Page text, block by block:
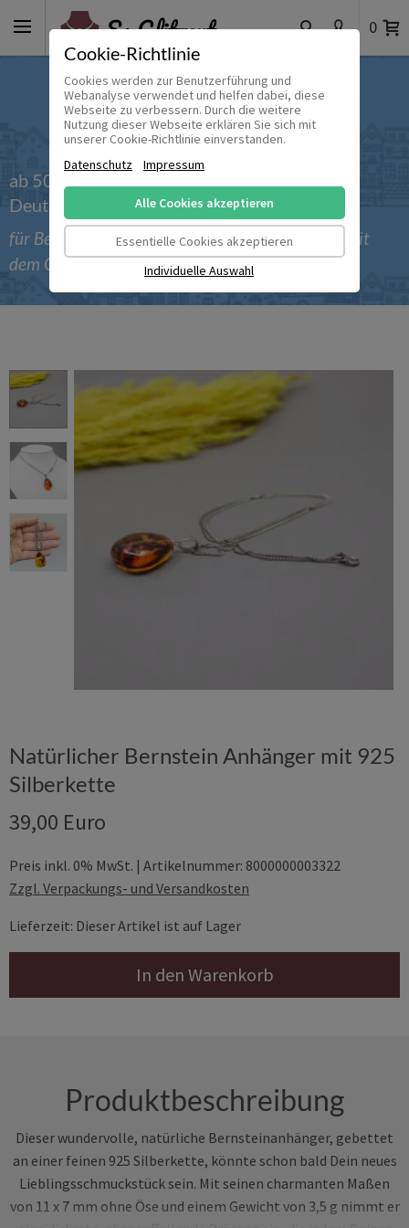
Cookie-Richtlinie
Cookies werden zur Benutzerführung und
Webanalyse verwendet und helfen dabei, diese
Webseite zu verbessern. Durch die weitere
Nutzung dieser Webseite erklären Sie sich mit
unserer Cookie-Richtlinie einverstanden.
Datenschutz
Impressum
Alle Cookies akzeptieren
Essentielle Cookies akzeptieren
Individuelle Auswahl
0
ab 50 € versandkostenfrei innerhalb
Deutschlands
für Bestellungen bis einschließlich 30.09.2026 mit
dem Gutscheincode 'Sommer_2026'
Natürlicher Bernstein Anhänger mit 925
Silberkette
39,00 Euro
Preis inkl. 0% MwSt. | Artikelnummer: 8000000003322
Zzgl. Verpackungs- und Versandkosten
Lieferzeit: Dieser Artikel ist auf Lager
In den Warenkorb
Produktbeschreibung
Dieser wundervolle, natürliche Bernsteinanhänger, gebettet
an einer feinen 925 Silberkette, könnte schon bald Dein neues
Lieblingsschmuckstück sein. Mit seinen charmanten Maßen
von 11 x 7 mm ohne Öse und einem Gewicht von 3,5 g nimmt er